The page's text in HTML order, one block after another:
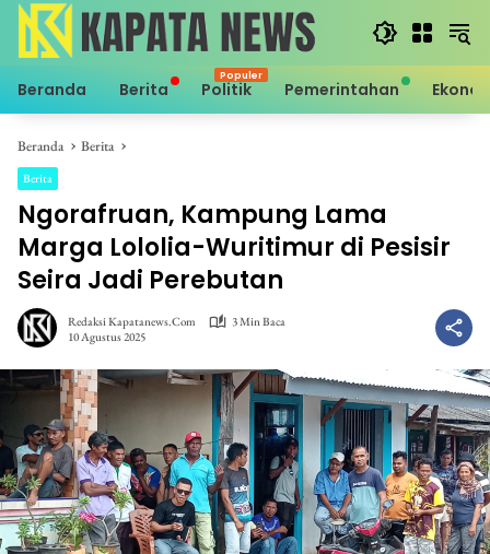
Langsung
konten
Beranda Berita Politik Pemerintahan
Beranda Berita
Berita
Ngorafruan, Kampung Lama
Marga Lololia-Wuritimur di Pesisir
Seira Jadi Perebutan
Redaksi Kapatanews.com
3 Min Baca
10 Agustus 2025